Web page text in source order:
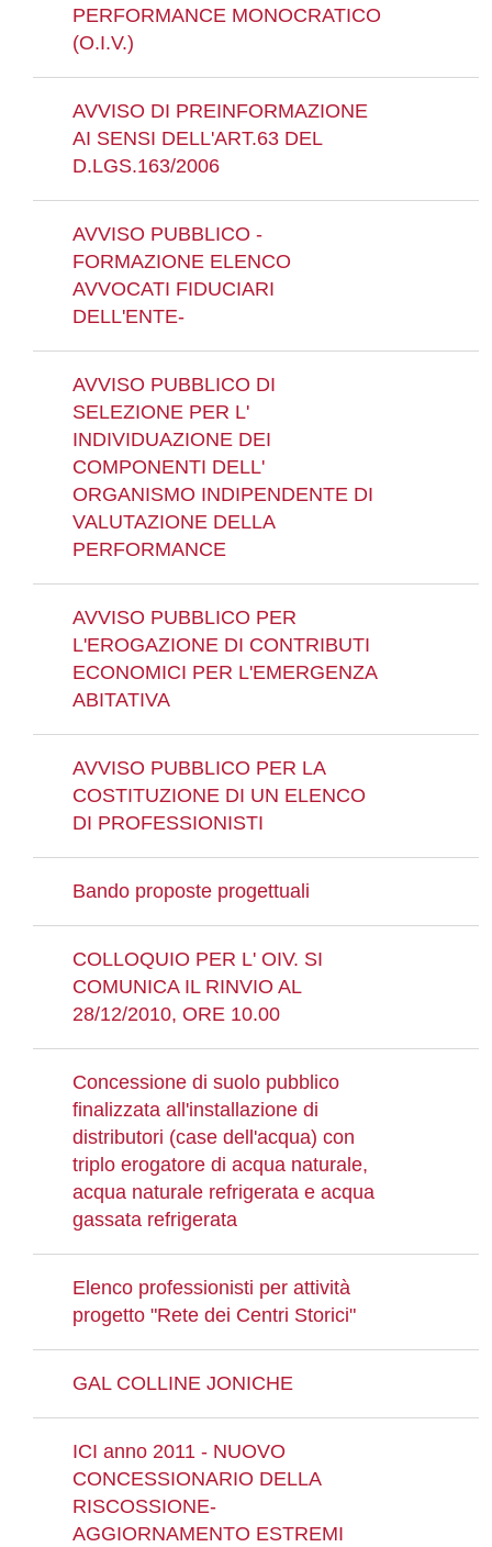
PERFORMANCE MONOCRATICO
(O.I.V.)
AVVISO DI PREINFORMAZIONE
AI SENSI DELL'ART.63 DEL
D.LGS.163/2006
AVVISO PUBBLICO -
FORMAZIONE ELENCO
AVVOCATI FIDUCIARI
DELL'ENTE-
AVVISO PUBBLICO DI
SELEZIONE PER L'
INDIVIDUAZIONE DEI
COMPONENTI DELL'
ORGANISMO INDIPENDENTE DI
VALUTAZIONE DELLA
PERFORMANCE
AVVISO PUBBLICO PER
L'EROGAZIONE DI CONTRIBUTI
ECONOMICI PER L'EMERGENZA
ABITATIVA
AVVISO PUBBLICO PER LA
COSTITUZIONE DI UN ELENCO
DI PROFESSIONISTI
Bando proposte progettuali
COLLOQUIO PER L' OIV. SI
COMUNICA IL RINVIO AL
28/12/2010, ORE 10.00
Concessione di suolo pubblico
finalizzata all'installazione di
distributori (case dell'acqua) con
triplo erogatore di acqua naturale,
acqua naturale refrigerata e acqua
gassata refrigerata
Elenco professionisti per attività
progetto "Rete dei Centri Storici"
GAL COLLINE JONICHE
ICI anno 2011 - NUOVO
CONCESSIONARIO DELLA
RISCOSSIONE-
AGGIORNAMENTO ESTREMI